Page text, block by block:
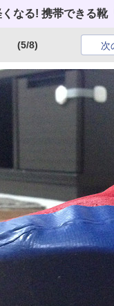
なる! 携帯できる靴
(5/8) 次